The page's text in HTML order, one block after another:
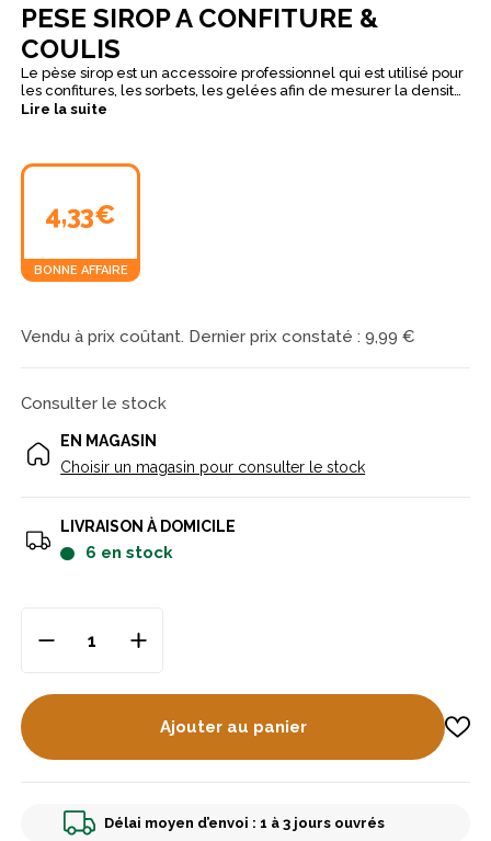
PESE SIROP A CONFITURE &
COULIS
Le pèse sirop est un accessoire professionnel qui est utilisé pour
les confitures, les sorbets, les gelées afin de mesurer la densité
en sucre présente dans le sirop.
Lire la suite
4,33€
BONNE AFFAIRE
Vendu à prix coûtant. Dernier prix constaté :9,99 €
Consulter le stock
EN MAGASIN
Choisir un magasin pour consulter le stock
LIVRAISON À DOMICILE
6 en stock
Ajouter au panier
Délai moyen d’envoi : 1 à 3 jours ouvrés